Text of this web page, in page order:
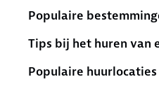
Populaire
Tips bij het huren van
Populaire